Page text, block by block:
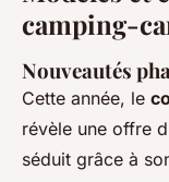
camping-
Nouveautés
Cette année, le
révèle une offre
séduit grâce à